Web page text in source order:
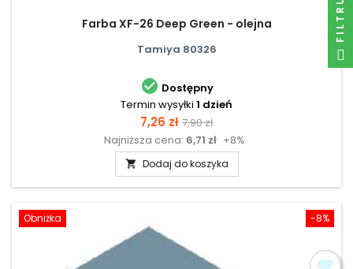
Farba XF-26 Deep Green - olejna
Tamiya 80326
 Dostępny
Termin wysyłki 1 dzień
Cena
7,26 zł Cena
podstawowa
7,90 zł
Najniższa cena: 6,71 zł +8%
 Dodaj do koszyka
-8%
Obniżka
FILTRUJ